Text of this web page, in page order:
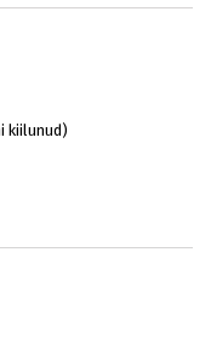
kiilunud)